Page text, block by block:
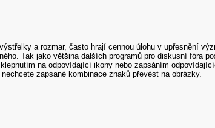
a rozmar, často hrají cennou úlohu v upřesnění
Tak jako většina dalších programů pro diskusní fóra
na odpovídající ikony nebo zapsáním
zapsané kombinace znaků převést na obrázky.